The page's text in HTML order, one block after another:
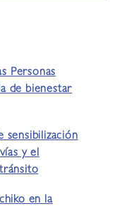
Personas
de bienestar
sensibilización
y el
en la